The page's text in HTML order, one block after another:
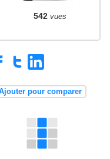
542 vues
pour comparer